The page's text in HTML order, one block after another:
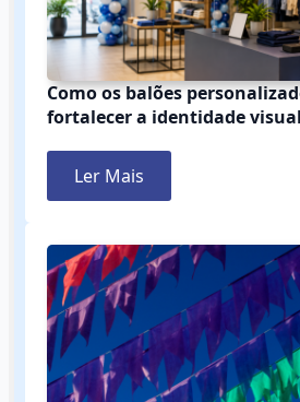
Como os balões
fortalecer a identidade
Ler Mais